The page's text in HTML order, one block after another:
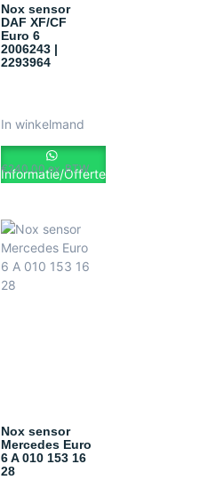
Nox sensor
DAF XF/CF
Euro 6
2006243 |
2293964
€240.00 ex. BTW
In winkelmand
Informatie/Offerte
Nox sensor
Mercedes Euro
6 A 010 153 16
28